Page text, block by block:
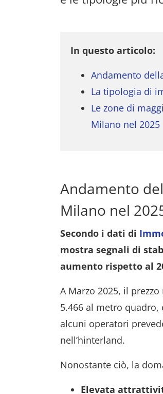
In questo articolo:
Andamento
La tipologia di
Le zone di
Milano nel 2025
Andamento
Milano nel
Secondo i dati di
mostra segnali di
aumento rispetto al
A Marzo 2025, il
5.466 al metro quadro,
alcuni operatori
nell’hinterland.
Nonostante ciò, la
Elevata